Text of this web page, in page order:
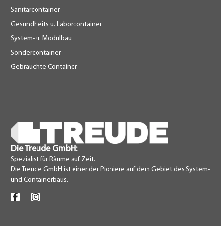
Die Treude GmbH:
Spezialist für Räume auf Zeit.
Die Treude GmbH ist einer der Pioniere auf dem Gebiet des System-
und Containerbaus.
Sanitärcontainer
Gesundheits u. Laborcontainer
System- u. Modulbau
Sondercontainer
Gebrauchte Container